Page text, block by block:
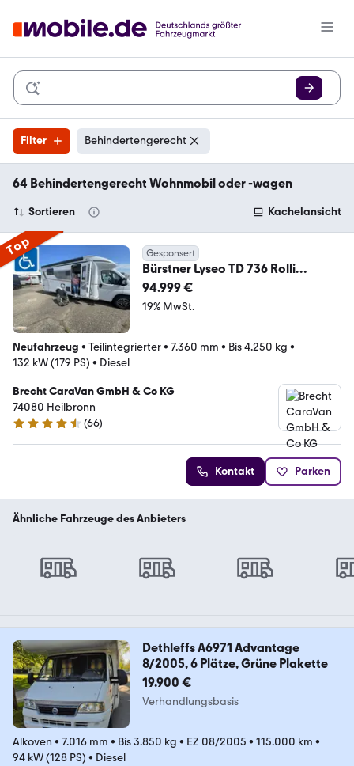
Filter Behindertengerecht
64 Behindertengerecht Wohnmobil oder -wagen
Sortieren Kachelansicht
Top Gesponsert
Bürstner Lyseo TD 736 Rolli
Günstiger als gebraucht.
94.999 €
19% MwSt.
Neufahrzeug • Teilintegrierter• 7.360 mm • Bis 4.250 kg •
132 kW (179 PS) • Diesel
Brecht CaraVan GmbH & Co KG
74080 Heilbronn
4.6 Sterne
(66)
Kontakt Parken
Ähnliche Fahrzeuge des Anbieters
Dethleffs A6971 Advantage
8/2005, 6 Plätze, Grüne Plakette
19.900 €
Verhandlungsbasis
Alkoven • 7.016 mm • Bis 3.850 kg • EZ 08/2005 • 115.000 km •
94 kW (128 PS) • Diesel